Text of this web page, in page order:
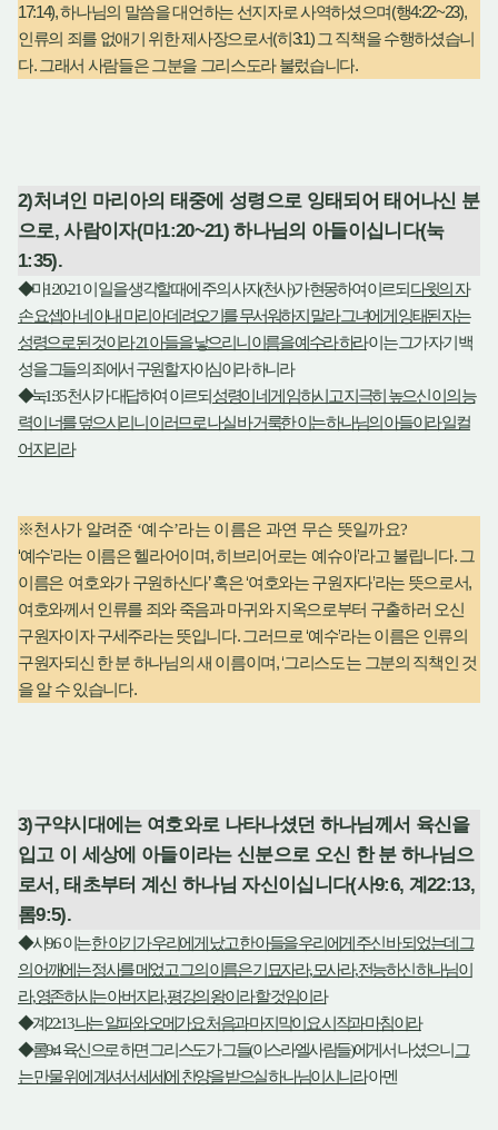
17:14),하나님의 말씀을 대언하는 선지자로 사역하셨으며(행4:22~23),
인류의 죄를 없애기 위한 제사장으로서(히 3:1) 그 직책을 수행하셨습니
다. 그래서 사람들은 그분을 그리스도라 불렀습니다.
2)처녀인 마리아의 태중에 성령으로 잉태되어 태어나신 분
으로,사람이자(마1:20~21)하나님의 아들이십니다(눅
1:35).
◆마1:20-21이 일을 생각할 때에 주의 사자(천사)가 현몽하여 이르되 다윗의 자
손 요셉아 네 아내 마리아 데려오기를 무서워하지 말라 그녀에게 잉태된 자는
성령으로 된 것이라21아들을 낳으리니 이름을 예수라 하라이는 그가 자기 백
성을 그들의 죄에서 구원할 자이심이라 하니라
◆눅1:35천사가 대답하여 이르되 성령이 네게 임하시고 지극히 높으신 이의 능
력이 너를 덮으시리니 이러므로 나실 바 거룩한 이는 하나님의 아들이라 일컬
어지리라
※천사가 알려준 ‘예수’라는 이름은 과연 무슨 뜻일까요?
‘예수’라는 이름은 헬라어이며,히브리어로는 예슈아’라고 불립니다. 그
이름은 여호와가 구원하신다’혹은‘여호와는 구원자다’라는 뜻으로서,
여호와께서 인류를 죄와 죽음과 마귀와 지옥으로부터 구출하러 오신
구원자이자 구세주라는 뜻입니다. 그러므로 ‘예수’라는 이름은 인류의
구원자되신 한 분 하나님의 새 이름이며, ‘그리스도는 그분의 직책인 것
을 알 수 있습니다.
3)구약시대에는 여호와로 나타나셨던 하나님께서 육신을
입고 이 세상에 아들이라는 신분으로 오신 한 분 하나님으
로서,태초부터 계신 하나님 자신이십니다(사9:6, 계22:13,
롬9:5).
◆사9:6이는한 아기가 우리에게 났고 한 아들을 우리에게 주신 바 되었는데 그
의 어깨에는 정사를 메었고 그의 이름은 기묘자라,모사라,전능하신 하나님이
라,영존하시는 아버지라,평강의 왕이라 할 것임이라
◆계22:13나는 알파와 오메가요 처음과 마지막이요 시작과 마침이라
◆롬9:4육신으로 하면 그리스도가 그들(이스라엘사람들)에게서 나셨으니 그
는 만물 위에 계셔서 세세에 찬양을 받으실 하나님이시니라아멘